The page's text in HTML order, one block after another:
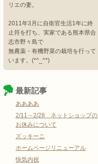
リエの妻。
2011年3月に自衛官生活1年に終
止符を打ち、実家である熊本県合
志市野々島で
無農薬・有機野菜の栽培を行って
います。(*^_^*)
最新記事
ああああ
2/11～2/28 ネットショップの
お休みについて
ズッキーニ
ホームページリニューアル
快気内祝